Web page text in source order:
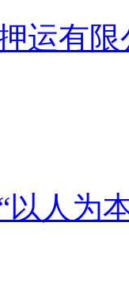
运有
人为